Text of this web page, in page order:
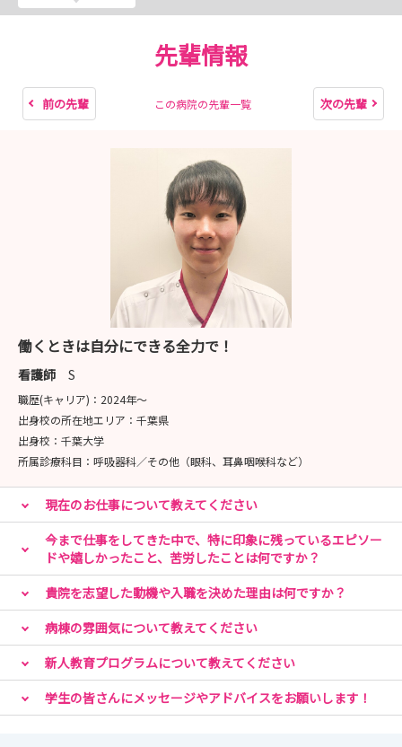
ぜひキャリア見学会で病院の雰囲気を体感ください。多く
先輩情報
前の先輩 この病院の先輩一覧 次の先輩
働くときは自分にできる全力で！
看護師 S
職歴(キャリア)： 2024年〜
出身校の所在地エリア： 千葉県
出身校： 千葉大学
所属診療科目： 呼吸器科／その他（眼科、耳鼻咽喉科など）
現在のお仕事について教えてください
今まで仕事をしてきた中で、特に印象に残っているエピソー
ドや嬉しかったこと、苦労したことは何ですか？
貴院を志望した動機や入職を決めた理由は何ですか？
病棟の雰囲気について教えてください
新人教育プログラムについて教えてください
学生の皆さんにメッセージやアドバイスをお願いします！